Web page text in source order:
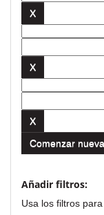
Comenzar
Añadir filtros:
Usa los filtros